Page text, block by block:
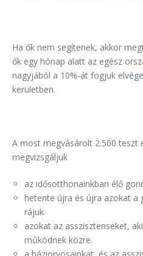
Ha ők nem segítenek, akkor
ők egy hónap alatt az egész
nagyjából a 10%-át fogjuk
kerületben.
A most megvásárolt 2.500 teszt
megvizsgáljuk
az idősotthonainkban élő
hetente újra és újra azokat a
rájuk.
azokat az asszisztenseket,
működnek közre.